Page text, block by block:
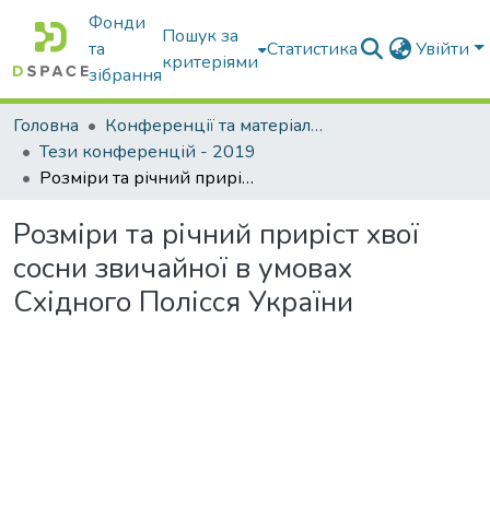
Фонди
та
зібрання
Пошук за
критеріями
Статистика Увійти
Головна
Конференції та матеріали конференцій
Тези конференцій - 2019
Розміри та річний приріст хвої сосни звичайної в умовах Східного Полісся України
Розміри та річний приріст хвої
сосни звичайної в умовах
Східного Полісся України